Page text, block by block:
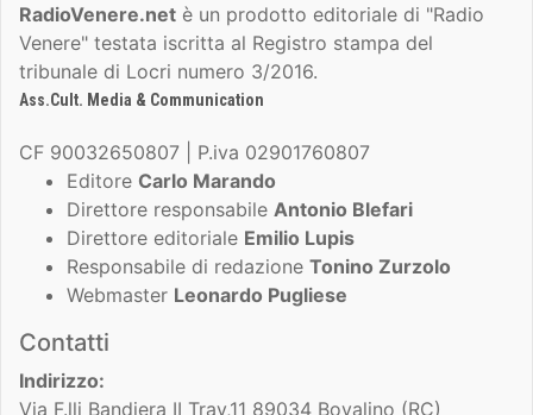
RadioVenere.net è un prodotto editoriale di "Radio
Venere" testata iscritta al Registro stampa del
tribunale di Locri numero 3/2016.
Ass.Cult. Media & Communication
CF 90032650807 | P.iva 02901760807
Editore Carlo Marando
Direttore responsabile Antonio Blefari
Direttore editoriale Emilio Lupis
Responsabile di redazione Tonino Zurzolo
Webmaster Leonardo Pugliese
Contatti
Indirizzo:
Via F.lli Bandiera II Trav,11 89034 Bovalino (RC)